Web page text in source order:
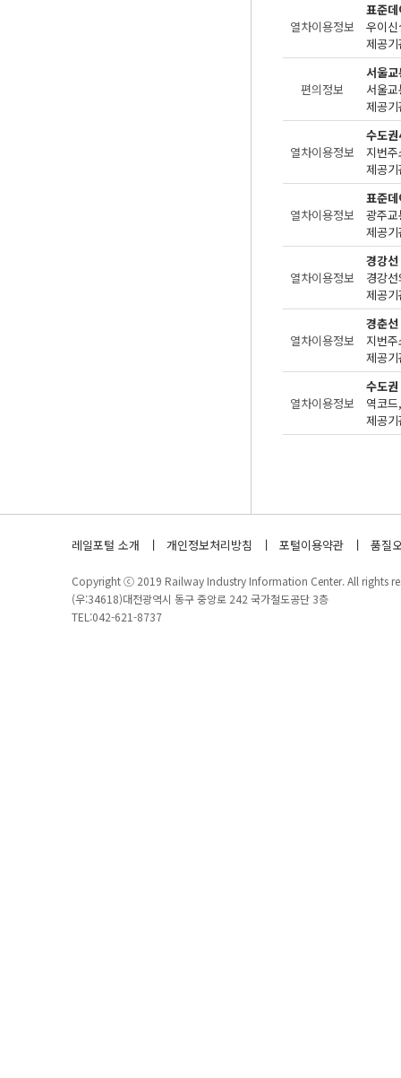
열차이용정보
표준
우이
제공
편의정보
서울
제공
열차이용정보
수도
지번
제공
열차이용정보
표준
광주
제공
열차이용정보
경강
경강
제공
열차이용정보
경춘
지번
제공
열차이용정보
수도
제공
레일포털 소개 개인정보처리방침 포털이용약관 품질
Copyright ⓒ 2019 Railway Industry Information Center. All rights
(우:34618)대전광역시 동구 중앙로 242 국가철도공단 3층
TEL:042-621-8737